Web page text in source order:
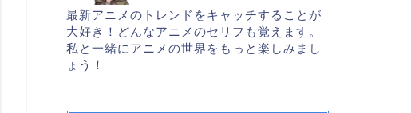
最新アニメのトレンドをキャッチすることが
大好き！どんなアニメのセリフも覚えます。
私と一緒にアニメの世界をもっと楽しみまし
ょう！